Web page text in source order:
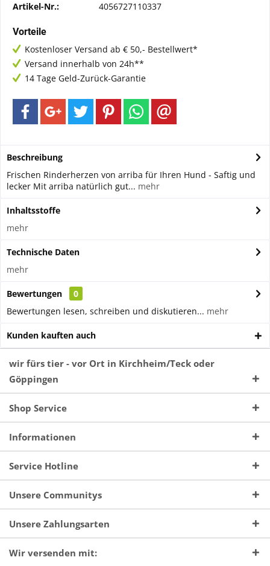
Artikel-Nr.: 4056727110337
Vorteile
Kostenloser Versand ab € 50,- Bestellwert*
Versand innerhalb von 24h**
14 Tage Geld-Zurück-Garantie
Beschreibung
Frischen Rinderherzen von arriba für Ihren Hund - Saftig und
lecker Mit arriba natürlich gut... mehr
Inhaltsstoffe
mehr
Technische Daten
mehr
Bewertungen
0
Bewertungen lesen, schreiben und diskutieren... mehr
Kunden kauften auch
wir fürs tier - vor Ort in Kirchheim/Teck oder
Göppingen
Shop Service
Informationen
Service Hotline
Unsere Communitys
Unsere Zahlungsarten
Wir versenden mit: